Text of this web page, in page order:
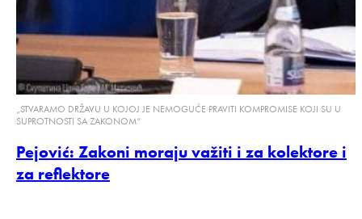
„STVARAMO DRŽAVU U KOJOJ JE NEMOGUĆE PRAVITI KOMPROMISE KOJI SU U
SUPROTNOSTI SA ZAKONOM“
Pejović: Zakoni moraju važiti i za kolektore i
za reflektore